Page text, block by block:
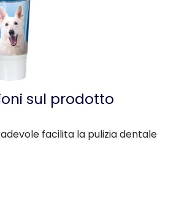
sul prodotto
facilita la pulizia dentale